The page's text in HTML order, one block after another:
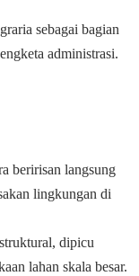
sebagai bagian
administrasi.
beririsan langsung
lingkungan di
dipicu
lahan skala besar.